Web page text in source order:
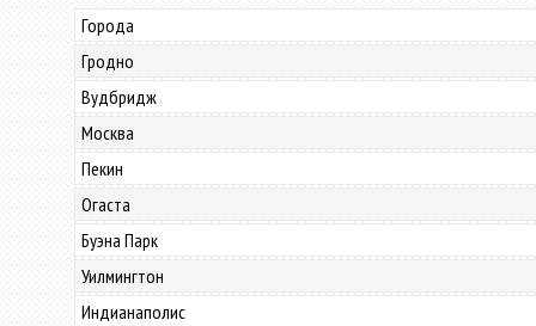
Города
Гродно
Вудбридж
Москва
Пекин
Огаста
Буэна Парк
Уилмингтон
Индианаполис